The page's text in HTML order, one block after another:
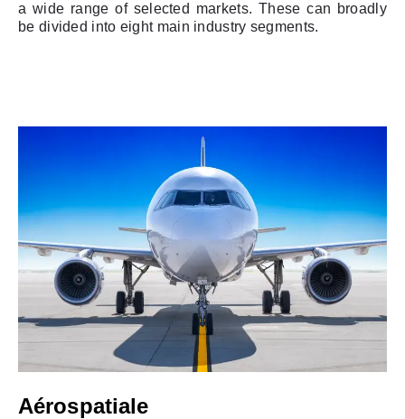
a wide range of selected markets. These can broadly
be divided into eight main industry segments.
Aérospatiale